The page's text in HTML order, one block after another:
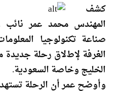
كشف
المهندس محمد عمر
صناعة تكنولوجيا
الغرفة لإطﻻق رحلة
الخليج وخاصة السعودية.